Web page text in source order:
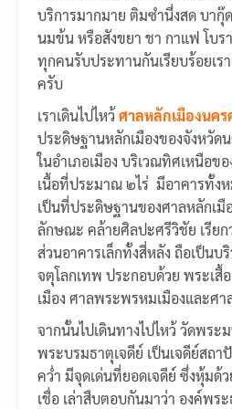
บริการมากมาย ติมซำนึ่งสด บากุ๊
นมข้น หรือสังขยา ชา กาแฟ โบ
ทุกคนรับประทานกันเรียบร้อยเร
ครับ
เราเดินไปไหว้ ศาลหลักเมืองนคร
ประดิษฐานหลักเมืองของจังหวัด
ในอำเภอเมือง บริเวณทิศเหนือข
เนื้อที่ประมาณ ๒ไร่ มีอาคารทั้งห
เป็นที่ประดิษฐานของศาลหลักเมื
ลักษณะ คล้ายศิลปะศรีวิชัย เรียก
ส่วนอาคารเล็กทั้งสี่หลัง ถือเป็นบ
จตุโลกเทพ ประกอบด้วย พระเสื้
เมือง ศาลพระพรหมเมืองและศา
จากนั้นไปเดินทางไปไหว้ วัดพระ
พระบรมธาตุเจดีย์ เป็นเจดีย์สถา
คว่ำ มีจุดเด่นที่ยอดเจดีย์ ซึ่งหุ้มด้
เชื่อ เล่าสืบตอบกันมาว่า องค์พร